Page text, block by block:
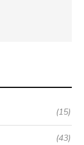
(15)
(43)